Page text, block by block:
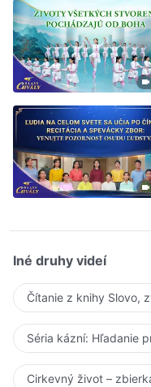
Iné druhy videí
Čítanie z knihy Slovo,
Séria kázní: Hľadanie
Cirkevný život –